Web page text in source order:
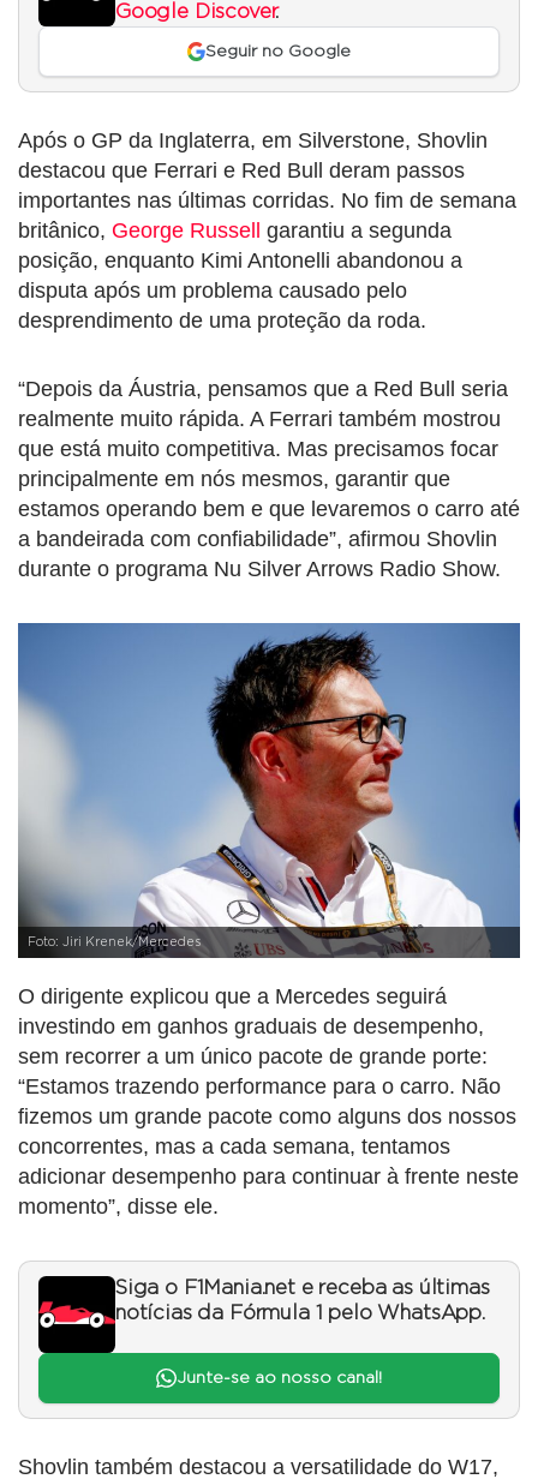
Google Discover.
Seguir no Google
Após o GP da Inglaterra, em Silverstone, Shovlin
destacou que Ferrari e Red Bull deram passos
importantes nas últimas corridas. No fim de semana
britânico, George Russell
garantiu a segunda
posição, enquanto Kimi Antonelli abandonou a
disputa após um problema causado pelo
desprendimento de uma proteção da roda.
“Depois da Áustria, pensamos que a Red Bull seria
realmente muito rápida. A Ferrari também mostrou
que está muito competitiva. Mas precisamos focar
principalmente em nós mesmos, garantir que
estamos operando bem e que levaremos o carro até
a bandeirada com confiabilidade”, afirmou Shovlin
durante o programa Nu Silver Arrows Radio Show.
Foto: Jiri Krenek/Mercedes
O dirigente explicou que a Mercedes seguirá
investindo em ganhos graduais de desempenho,
sem recorrer a um único pacote de grande porte:
“Estamos trazendo performance para o carro. Não
fizemos um grande pacote como alguns dos nossos
concorrentes, mas a cada semana, tentamos
adicionar desempenho para continuar à frente neste
momento”, disse ele.
Siga o F1Mania.net e receba as últimas
notícias da Fórmula 1 pelo WhatsApp.
Junte-se ao nosso canal!
Shovlin também destacou a versatilidade do W17,